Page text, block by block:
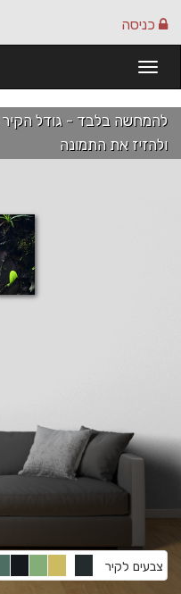
כניסה
ולהזיז את התמונה
צבעים לקיר